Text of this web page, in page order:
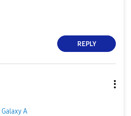
REPLY
Galaxy A